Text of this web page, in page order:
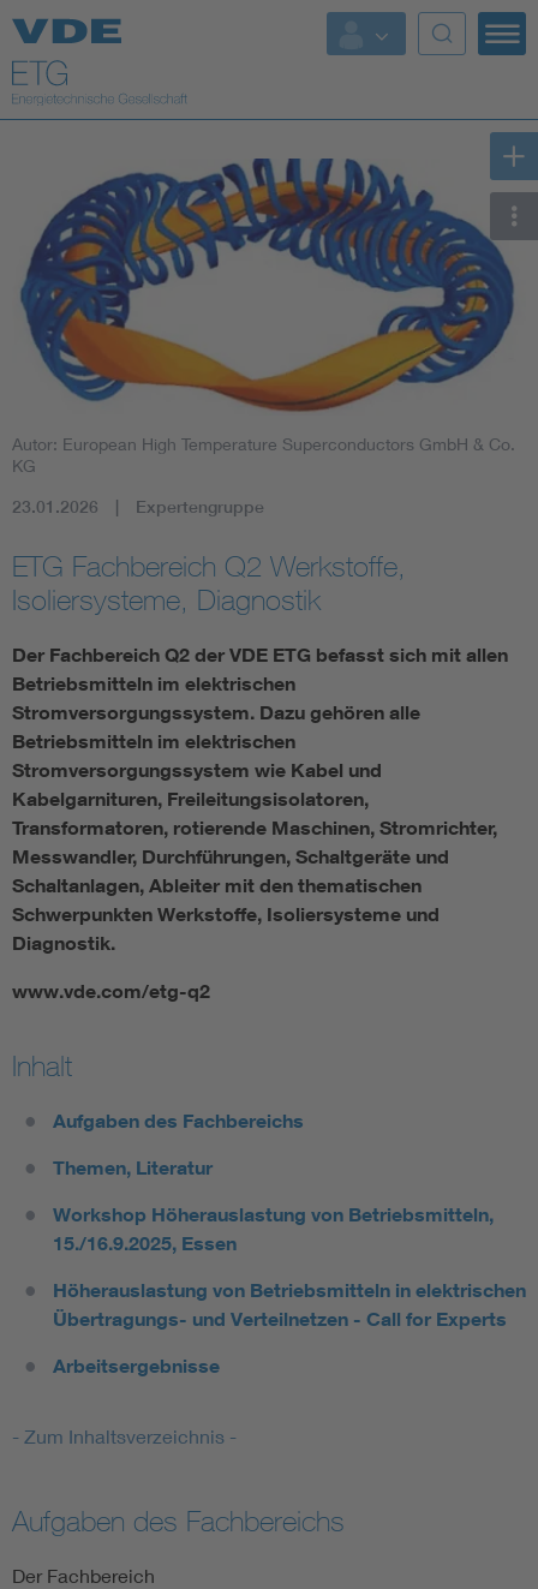
Top Themen
Fokusthemen
Energy
AI & Digital Trust
Health
Mobility
Weitere Themen
Energy efficiency
Energy grids
Energy storage
Renewable energies
Kompetenzzentrum Smart Grid
Autor: European High Temperature Superconductors GmbH & Co.
KG
23.01.2026 Expertengruppe
ETG Fachbereich Q2 Werkstoffe,
Isoliersysteme, Diagnostik
Der Fachbereich Q2 der VDE ETG befasst sich mit allen
Betriebsmitteln im elektrischen
Stromversorgungssystem. Dazu gehören alle
Betriebsmitteln im elektrischen
Stromversorgungssystem wie Kabel und
Kabelgarnituren, Freileitungsisolatoren,
Transformatoren, rotierende Maschinen, Stromrichter,
Messwandler, Durchführungen, Schaltgeräte und
Schaltanlagen, Ableiter mit den thematischen
Schwerpunkten Werkstoffe, Isoliersysteme und
Diagnostik.
www.vde.com/etg-q2
Inhalt
Aufgaben des Fachbereichs
Themen, Literatur
Workshop Höherauslastung von Betriebsmitteln,
15./16.9.2025, Essen
Höherauslastung von Betriebsmitteln in elektrischen
Übertragungs- und Verteilnetzen - Call for Experts
Arbeitsergebnisse
- Zum Inhaltsverzeichnis -
Aufgaben des Fachbereichs
Der Fachbereich